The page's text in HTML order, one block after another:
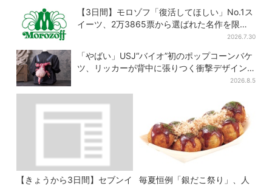
【3日間】モロゾフ「復活してほしい」No.1ス
イーツ、2万3865票から選ばれた名作を限定
2026.7.30
「やばい」USJ“バイオ”初のポップコーンバケ
ツ、リッカーが背中に張りつく衝撃デザイン
2026.8.5
【きょうから3日間】セブンイ
毎夏恒例「銀だこ祭り」、人